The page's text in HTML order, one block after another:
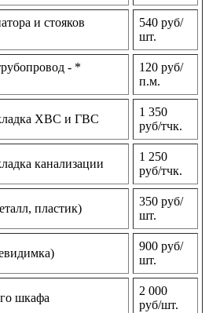
и стояков
540 руб/
шт.
- *
120 руб/
п.м.
ХВС и ГВС
1 350
руб/тчк.
канализации
1 250
руб/тчк.
пластик)
350 руб/
шт.
900 руб/
шт.
шкафа
2 000
руб/шт.